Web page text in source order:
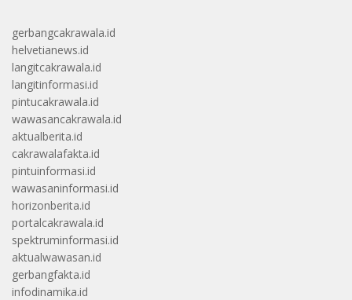
gerbangcakrawala.id
helvetianews.id
langitcakrawala.id
langitinformasi.id
pintucakrawala.id
wawasancakrawala.id
aktualberita.id
cakrawalafakta.id
pintuinformasi.id
wawasaninformasi.id
horizonberita.id
portalcakrawala.id
spektruminformasi.id
aktualwawasan.id
gerbangfakta.id
infodinamika.id